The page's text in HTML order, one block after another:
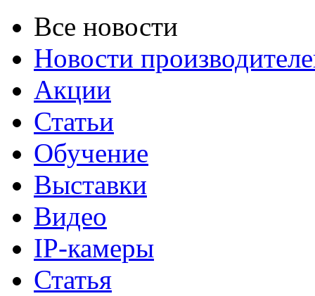
Все новости
Новости
Акции
Статьи
Обучение
Выставки
Видео
IP-камеры
Статья